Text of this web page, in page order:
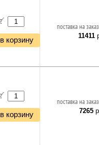
в корзину
поставка на
11411
в корзину
поставка на
7265